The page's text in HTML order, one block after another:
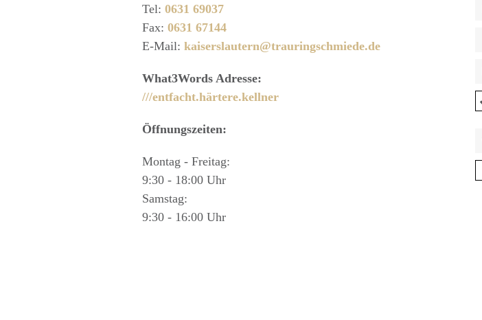
Tel: 0631 69037
Fax: 0631 67144
E-Mail: kaiserslautern@trauringschmiede.de
What3Words Adresse:
///entfacht.härtere.kellner
Öffnungszeiten:
Montag - Freitag:
9:30 - 18:00 Uhr
Samstag:
9:30 - 16:00 Uhr